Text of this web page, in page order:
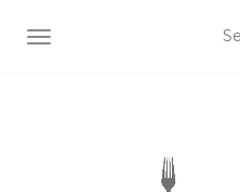
AFFICHER/MASQUER LA